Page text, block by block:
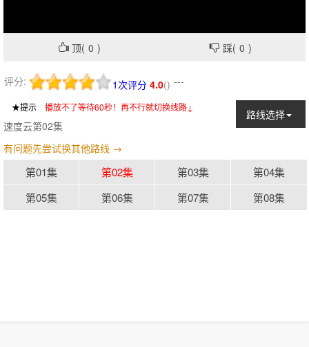
顶( 0 ) 踩( 0 )
评分: 4.0(
1次评分 ) ---
★提示 播放不了等待60秒！再不行就切换线路↓
路线选择
速度云第02集
有问题先尝试换其他路线 →
第01集 第02集 第03集
第04集
第05集
第06集 第07集 第08集